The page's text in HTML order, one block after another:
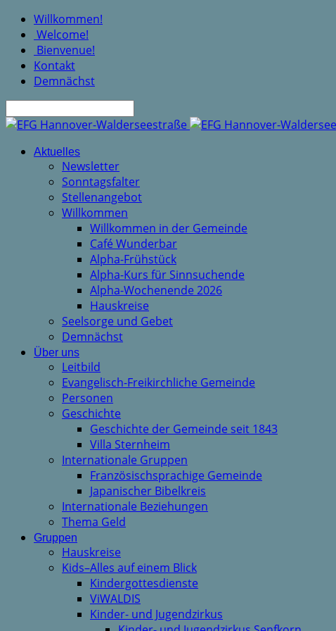
Willkommen!
Welcome!
Bienvenue!
Kontakt
Demnächst
Aktuelles
Newsletter
Sonntagsfalter
Stellenangebot
Willkommen
Willkommen in der Gemeinde
Café Wunderbar
Alpha-Frühstück
Alpha-Kurs für Sinnsuchende
Alpha-Wochenende 2026
Hauskreise
Seelsorge und Gebet
Demnächst
Über uns
Leitbild
Evangelisch-Freikirchliche Gemeinde
Personen
Geschichte
Geschichte der Gemeinde seit 1843
Villa Sternheim
Internationale Gruppen
Französischsprachige Gemeinde
Japanischer Bibelkreis
Internationale Beziehungen
Thema Geld
Gruppen
Hauskreise
Kids–Alles auf einem Blick
Kindergottesdienste
ViWALDIS
Kinder- und Jugendzirkus